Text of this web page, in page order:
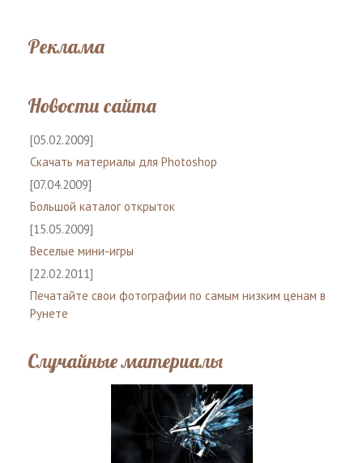
Реклама
Новости сайта
[05.02.2009]
Скачать материалы для Photoshop
[07.04.2009]
Большой каталог открыток
[15.05.2009]
Веселые мини-игры
[22.02.2011]
Печатайте свои фотографии по самым низким ценам в
Рунете
Случайные материалы